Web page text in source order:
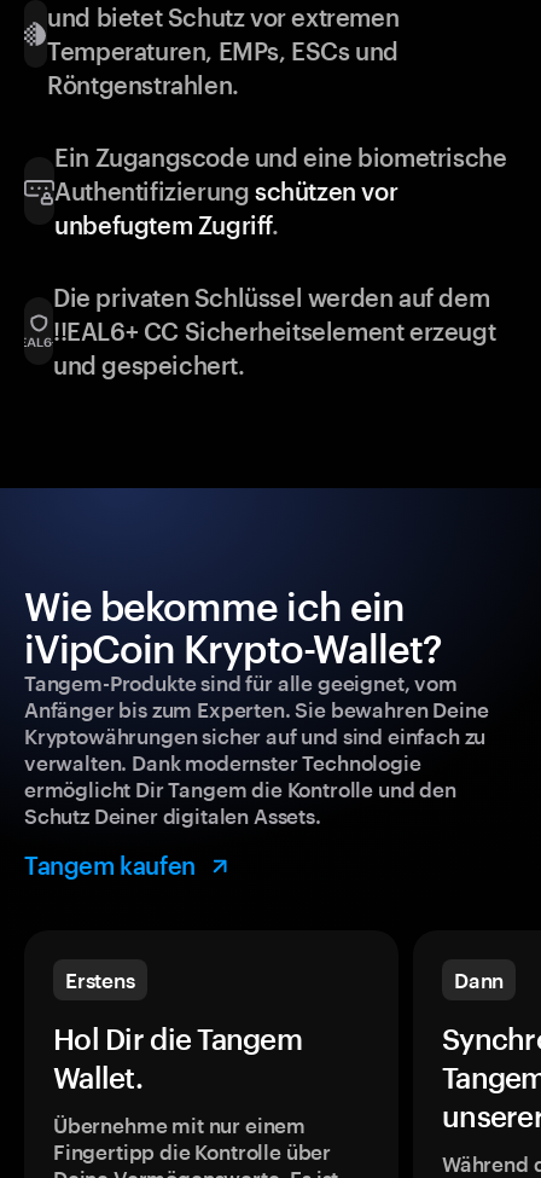
und bietet Schutz vor extremen
Temperaturen, EMPs, ESCs und
Röntgenstrahlen.
Ein Zugangscode und eine biometrische
Authentifizierung schützen vor
unbefugtem Zugriff.
Die privaten Schlüssel werden auf dem
!!EAL6+ CC Sicherheitselement erzeugt
und gespeichert.
Wie bekomme ich ein
iVipCoin Krypto-Wallet?
Tangem-Produkte sind für alle geeignet, vom
Anfänger bis zum Experten. Sie bewahren Deine
Kryptowährungen sicher auf und sind einfach zu
verwalten. Dank modernster Technologie
ermöglicht Dir Tangem die Kontrolle und den
Schutz Deiner digitalen Assets.
Tangem kaufen
Erstens
Hol Dir die Tangem
Wallet.
Übernehme mit nur einem
Fingertipp die Kontrolle über
Dann
Während